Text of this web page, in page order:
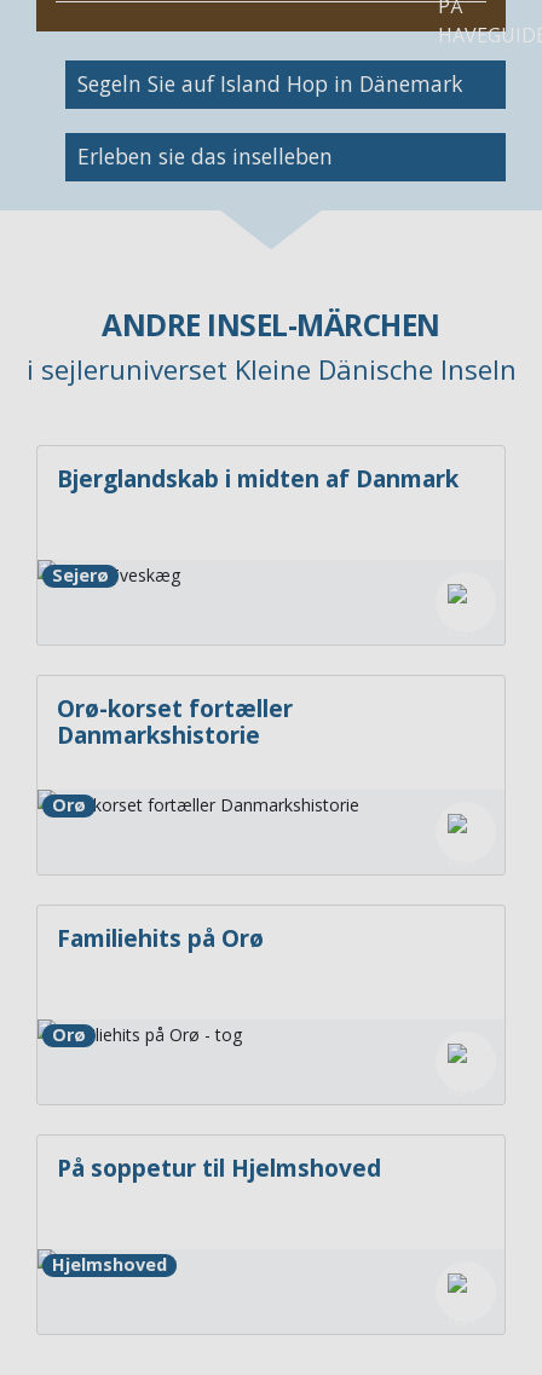
Bild
Segeln Sie auf Island Hop in Dänemark
Bild
Erleben sie das inselleben
ANDRE INSEL-MÄRCHEN
i sejleruniverset Kleine Dänische Inseln
Bjerglandskab i midten af Danmark
Sejerø
Orø-korset fortæller
Danmarkshistorie
Orø
Familiehits på Orø
Orø
På soppetur til Hjelmshoved
Hjelmshoved